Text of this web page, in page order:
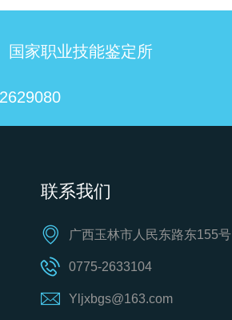
国家职业技能鉴定所
联系我们
广西玉林市人民东路东155号
0775-2633104
Yljxbgs@163.com